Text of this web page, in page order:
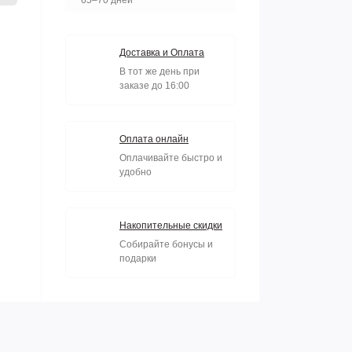
Доставка и Оплата
В тот же день при
заказе до 16:00
Оплата онлайн
Оплачивайте быстро и
удобно
Накопительные скидки
Собирайте бонусы и
подарки